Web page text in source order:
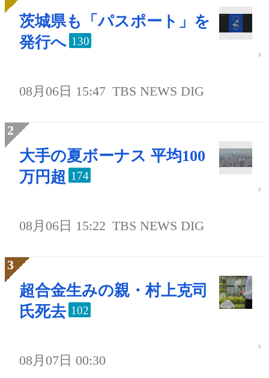
茨城県も「パスポート」を
発行へ 130
08月06日 15:47 TBS NEWS DIG
大手の夏ボーナス 平均100
万円超 174
08月06日 15:22 TBS NEWS DIG
超合金生みの親・村上克司
氏死去 102
08月07日 00:30